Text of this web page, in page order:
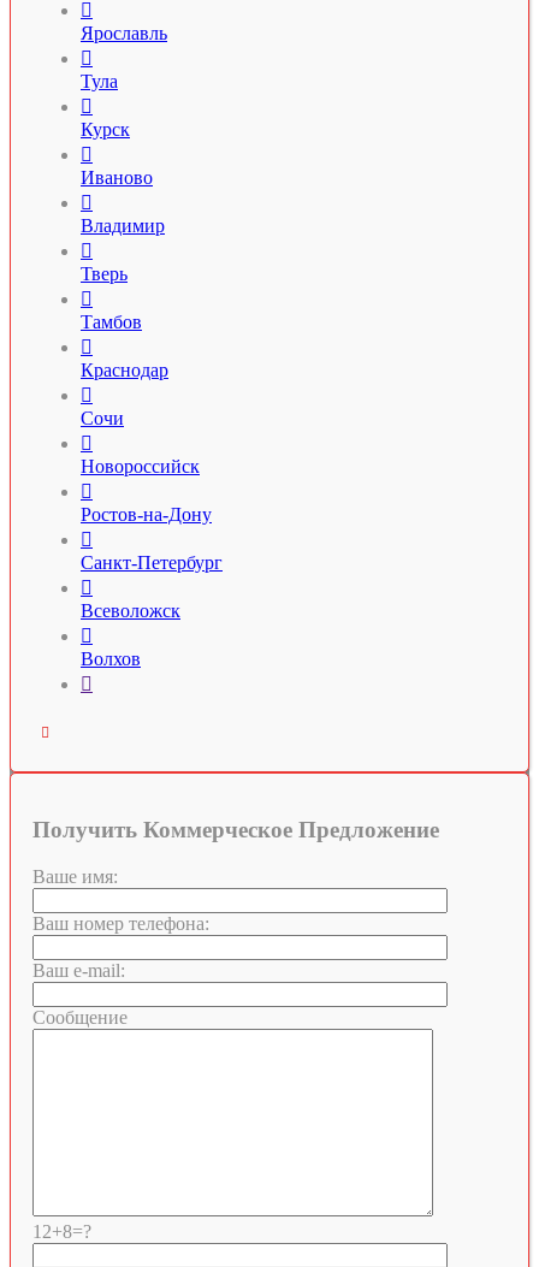

Ярославль

Тула

Курск

Иваново

Владимир

Тверь

Тамбов

Краснодар

Сочи

Новороссийск

Ростов-на-Дону

Санкт-Петербург

Всеволожск

Волхов


Получить Коммерческое Предложение
Ваше имя:
Ваш номер телефона:
Ваш e-mail:
Сообщение
12+8=?